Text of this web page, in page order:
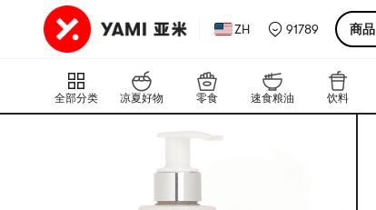
ZH 91789 商品
全部分类 凉夏好物 零食 速食粮油 饮料